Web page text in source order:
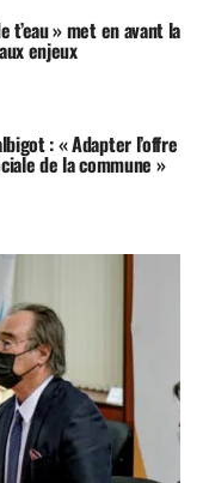
t’eau » met en avant la
enjeux
: « Adapter l’offre
de la commune »